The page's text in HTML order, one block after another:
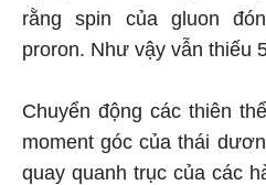
rằng spin của gluon
proron. Như vậy vẫn thiếu
Chuyển động các thiên
moment góc của thái
quay quanh trục của các